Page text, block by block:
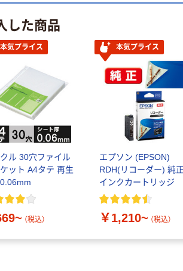
した商品
本気プライス
ル 30穴ファイル
ット A4タテ 再生
（税込）
本気プライス
エプソン (EPSON)
RDH(リコーダー) 純正
インクカートリッジ
￥1,210~ （税込）